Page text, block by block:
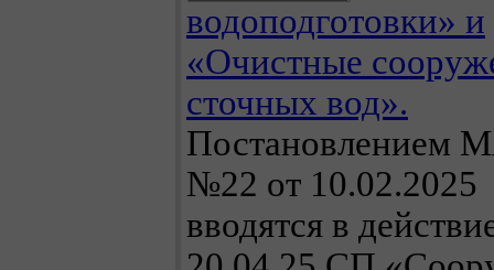
водоподготовки» и
«Очистные
сточных вод».
Постановлением
№22 от 10.02.2025
вводятся в